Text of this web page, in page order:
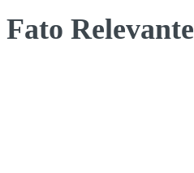
Fato Relevante